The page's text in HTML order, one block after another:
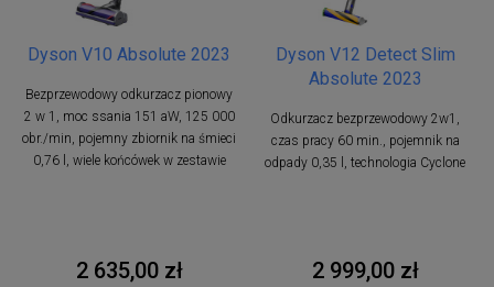
Dyson V10 Absolute 2023
Bezprzewodowy odkurzacz pionowy
2 w 1, moc ssania 151 aW, 125 000
obr./min, pojemny zbiornik na śmieci
0,76 l, wiele końcówek w zestawie
2 635,00 zł
Dyson V12 Detect Slim
Absolute 2023
Odkurzacz bezprzewodowy 2w1,
czas pracy 60 min., pojemnik na
odpady 0,35 l, technologia Cyclone
2 999,00 zł